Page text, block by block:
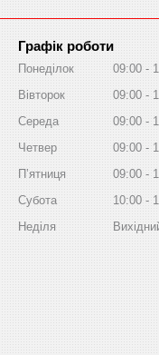
Графік роботи
Понеділок 09:00
Вівторок
09:00
Середа
09:00
Четвер
09:00
Пʼятниця
09:00
Субота
10:00
Неділя